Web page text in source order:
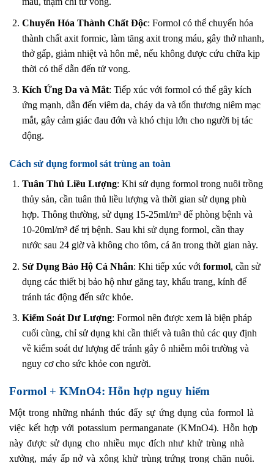
Chuyển Hóa Thành Chất Độc: Formol có thể chuyển hóa
thành chất axit formic, làm tăng axit trong máu, gây thở nhanh,
thở gấp, giảm nhiệt và hôn mê, nếu không được cứu chữa kịp
thời có thể dẫn đến tử vong.
Kích Ứng Da và Mắt: Tiếp xúc với formol có thể gây kích
ứng mạnh, dẫn đến viêm da, cháy da và tổn thương niêm mạc
mắt, gây cảm giác đau đớn và khó chịu lớn cho người bị tác
động.
Cách sử dụng formol sát trùng an toàn
Tuân Thủ Liều Lượng: Khi sử dụng formol trong nuôi trồng
thủy sản, cần tuân thủ liều lượng và thời gian sử dụng phù
hợp. Thông thường, sử dụng 15-25ml/m³ để phòng bệnh và
10-20ml/m³ để trị bệnh. Sau khi sử dụng formol, cần thay
nước sau 24 giờ và không cho tôm, cá ăn trong thời gian này.
Sử Dụng Bảo Hộ Cá Nhân: Khi tiếp xúc với formol, cần sử
dụng các thiết bị bảo hộ như găng tay, khẩu trang, kính để
tránh tác động đến sức khỏe.
Kiểm Soát Dư Lượng: Formol nên được xem là biện pháp
cuối cùng, chỉ sử dụng khi cần thiết và tuân thủ các quy định
về kiểm soát dư lượng để tránh gây ô nhiễm môi trường và
nguy cơ cho sức khỏe con người.
Formol + KMnO4: Hỗn hợp nguy hiểm
Một trong những nhánh thúc đẩy sự ứng dụng của formol là
việc kết hợp với potassium permanganate (KMnO4). Hỗn hợp
này được sử dụng cho nhiều mục đích như khử trùng nhà
xưởng, máy ấp nở và xông khử trùng trứng trong chăn nuôi.